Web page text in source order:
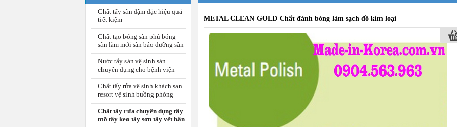
Chất tẩy sàn đậm đặc hiệu quả
tiết kiệm
Chất tạo bóng sàn phủ bóng
sàn làm mới sàn bảo dưỡng sàn
Nước tẩy sàn vệ sinh sàn
chuyên dụng cho bệnh viện
Chất tẩy rửa vệ sinh khách sạn
resort vệ sinh buồng phòng
Chất tẩy rửa chuyên dụng tẩy
mỡ tẩy keo tẩy sơn tẩy vết bẩn
METAL CLEAN GOLD Chất đánh bóng làm sạch đồ kim loại